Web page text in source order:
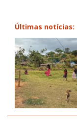
Últimas notícias: